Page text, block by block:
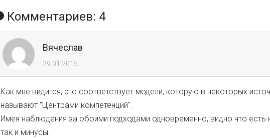
Комментариев: 4
Вячеслав
29.01.2015
Как мне видится, это соответствует модели, которую в некоторых
называют "Центрами компетенций".
Имея наблюдения за обоими подходами одновременно, видно что есть
так и минусы.